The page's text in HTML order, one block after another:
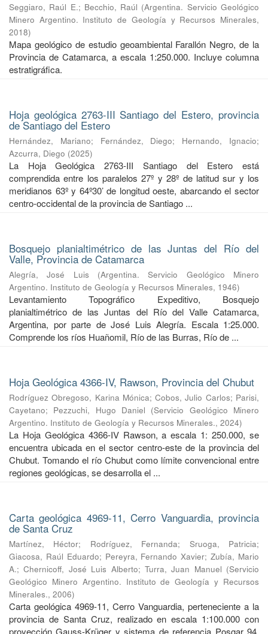
Seggiaro, Raúl E.; Becchio, Raúl (Argentina. Servicio Geológico
Minero Argentino. Instituto de Geología y Recursos Minerales,
2018)
Mapa geológico de estudio geoambiental Farallón Negro, de la
Provincia de Catamarca, a escala 1:250.000. Incluye columna
estratigráfica.
Hoja geológica 2763-III Santiago del Estero, provincia
de Santiago del Estero
Hernández, Mariano; Fernández, Diego; Hernando, Ignacio;
Azcurra, Diego (2025)
La Hoja Geológica 2763-III Santiago del Estero está
comprendida entre los paralelos 27º y 28º de latitud sur y los
meridianos 63º y 64º30’ de longitud oeste, abarcando el sector
centro-occidental de la provincia de Santiago ...
Bosquejo planialtimétrico de las Juntas del Río del
Valle, Provincia de Catamarca
Alegría, José Luis (Argentina. Servicio Geológico Minero
Argentino. Instituto de Geología y Recursos Minerales, 1946)
Levantamiento Topográfico Expeditivo, Bosquejo
planialtimétrico de las Juntas del Río del Valle Catamarca,
Argentina, por parte de José Luis Alegría. Escala 1:25.000.
Comprende los ríos Huañomil, Río de las Burras, Río de ...
Hoja Geológica 4366-IV, Rawson, Provincia del Chubut
Rodríguez Obregoso, Karina Mónica;Cobos, Julio Carlos; Parisi,
Cayetano; Pezzuchi, Hugo Daniel (Servicio Geológico Minero
Argentino. Instituto de Geología y Recursos Minerales., 2024)
La Hoja Geológica 4366-IV Rawson, a escala 1: 250.000, se
encuentra ubicada en el sector centro-este de la provincia del
Chubut. Tomando el río Chubut como límite convencional entre
regiones geológicas, se desarrolla el ...
Carta geológica 4969-11, Cerro Vanguardia, provincia
de Santa Cruz
Martínez, Héctor; Rodríguez, Fernanda; Sruoga, Patricia;
Giacosa, Raúl Eduardo; Pereyra, Fernando Xavier;Zubía, Mario
A.;Chernicoff, José Luis Alberto; Turra, Juan Manuel (Servicio
Geológico Minero Argentino. Instituto de Geología y Recursos
Minerales., 2006)
Carta geológica 4969-11, Cerro Vanguardia, perteneciente a la
provincia de Santa Cruz, realizado en escala 1:100.000 con
proyección Gauss-Krüger y sistema de referencia Posgar 94.